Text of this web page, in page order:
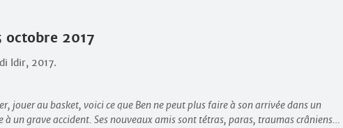
octobre 2017
Idir, 2017.
jouer au basket, voici ce que Ben ne peut plus faire à son arrivée dans un
à un grave accident. Ses nouveaux amis sont tétras, paras, traumas crâniens…